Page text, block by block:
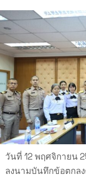
วันที่ 12 พฤศจิกายน
ลงนามบันทึกข้อตกล